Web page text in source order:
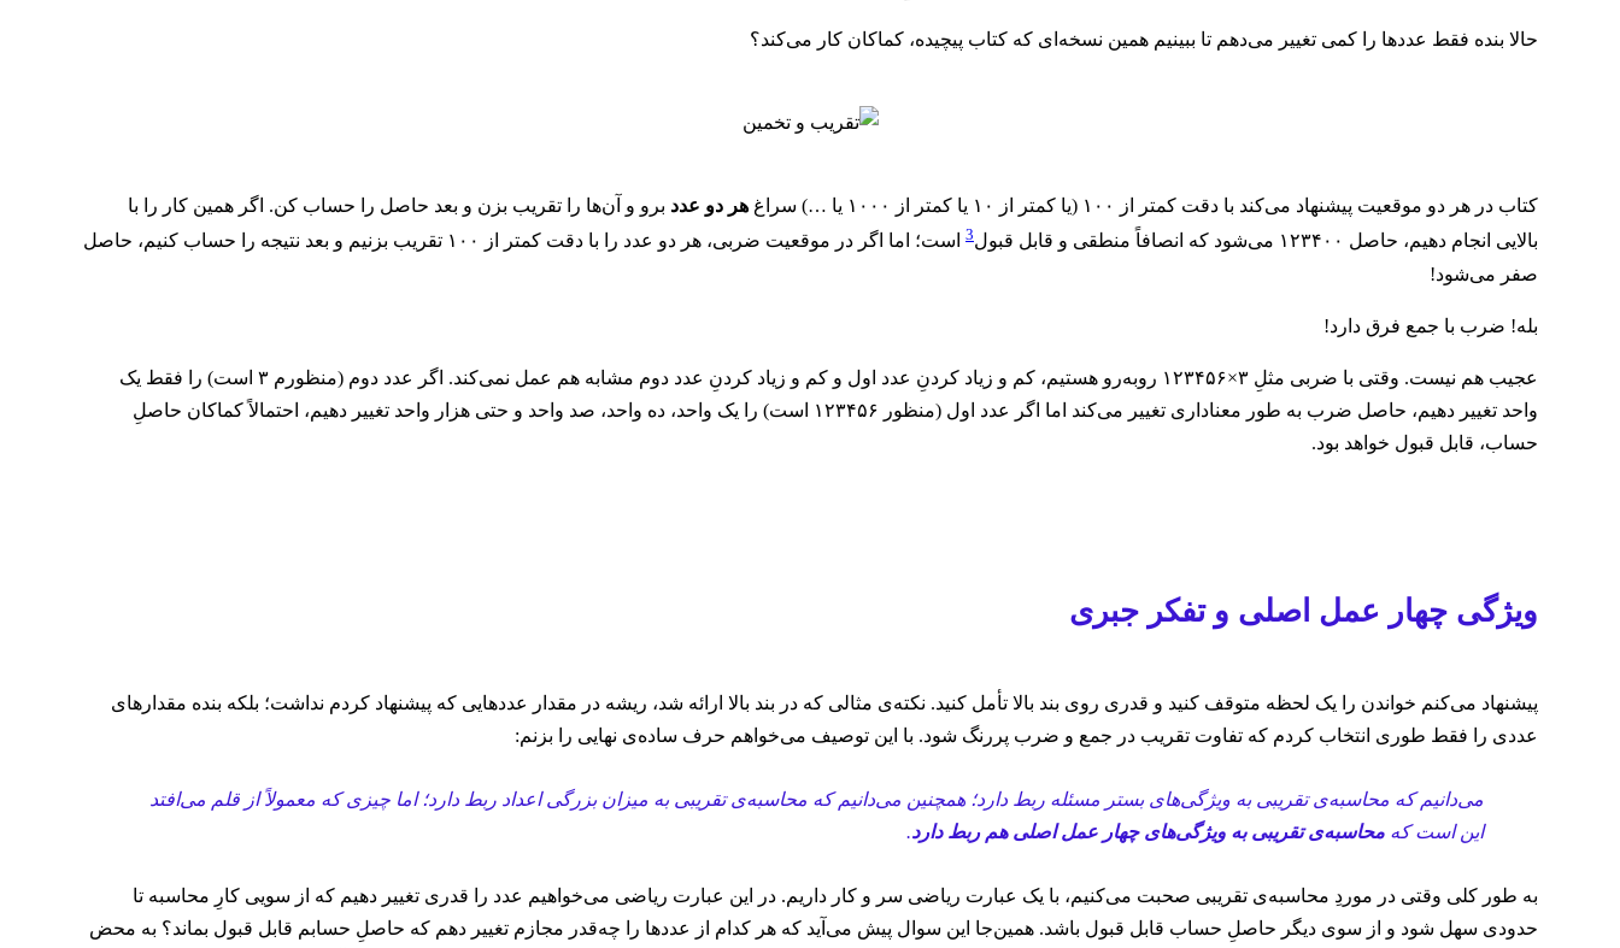
حالا بنده فقط عددها را کمی تغییر می‌دهم تا ببینیم همین نسخه‌ای که کتاب پیچیده، کماکان کار می‌کند؟
کتاب در هر دو موقعیت پیشنهاد می‌کند با دقت کمتر از ۱۰۰ (یا کمتر از ۱۰ یا کمتر از ۱۰۰۰ یا …) سراغ هر دو عدد برو و آن‌ها را تقریب بزن و بعد حاصل را حساب کن. اگر همین کار را با
بالایی انجام دهیم، حاصل ۱۲۳۴۰۰ می‌شود که انصافاً منطقی و قابل قبول
3
است؛ اما اگر در موقعیت ضربی، هر دو عدد را با دقت کمتر از ۱۰۰ تقریب بزنیم و بعد نتیجه را حساب کنیم، حاصل
صفر می‌شود!
بله! ضرب با جمع فرق دارد!
عجیب هم نیست. وقتی با ضربی مثلِ ۳×۱۲۳۴۵۶ روبه‌رو هستیم،‌ کم و زیاد کردنِ عدد اول و کم و زیاد کردنِ عدد دوم مشابه هم عمل نمی‌کند. اگر عدد دوم (منظورم ۳ است) را فقط یک
واحد تغییر دهیم، حاصل ضرب به طور معناداری تغییر می‌کند اما اگر عدد اول (منظور ۱۲۳۴۵۶ است) را یک واحد، ده واحد، صد واحد و حتی هزار واحد تغییر دهیم، احتمالاً کماکان حاصلِ
حساب، قابل قبول خواهد بود.
ویژگی چهار عمل اصلی و تفکر جبری
پیشنهاد می‌کنم خواندن را یک لحظه متوقف کنید و قدری روی بند بالا تأمل کنید. نکته‌ی مثالی که در بند بالا ارائه شد، ریشه در مقدار عدد‌هایی که پیشنهاد کردم نداشت؛ بلکه بنده مقدارهای
عددی را فقط طوری انتخاب کردم که تفاوت تقریب در جمع و ضرب پررنگ شود. با این توصیف می‌خواهم حرف ساده‌ی نهایی‌ را بزنم:
می‌دانیم که محاسبه‌ی تقریبی به ویژگی‌های بستر مسئله ربط دارد؛ همچنین می‌دانیم که محاسبه‌ی تقریبی به میزان بزرگی اعداد ربط دارد؛ اما چیزی که معمولاً از قلم می‌افتد
این است که محاسبه‌ی تقریبی به ویژگی‌های چهار عمل اصلی هم ربط دارد.
به طور کلی وقتی در موردِ محاسبه‌ی تقریبی صحبت می‌کنیم، با یک عبارت ریاضی سر و کار داریم. در این عبارت ریاضی می‌خواهیم عدد را قدری تغییر دهیم که از سویی کارِ محاسبه تا
حدودی سهل شود و از سوی دیگر حاصلِ حساب قابل قبول باشد. همین‌جا این سوال پیش می‌آید که هر کدام از عددها را چه‌قدر مجازم تغییر دهم که حاصلِ حسابم قابل قبول بماند؟ به محض